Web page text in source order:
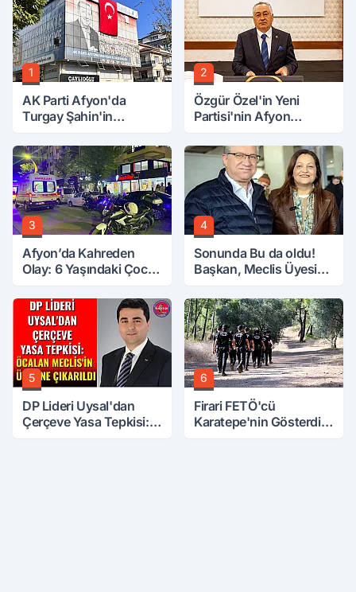
1
AK Parti Afyon'da
Turgay Şahin'in
2
Özgür Özel'in Yeni
Partisi'nin Afyon
3
Afyon’da Kahreden
Olay: 6 Yaşındaki Çocuk
4
Sonunda Bu da oldu!
Başkan, Meclis Üyesini
Attırdı
5
DP Lideri Uysal'dan
Çerçeve Yasa Tepkisi:
6
Firari FETÖ'cü
Karatepe'nin Gösterdiği